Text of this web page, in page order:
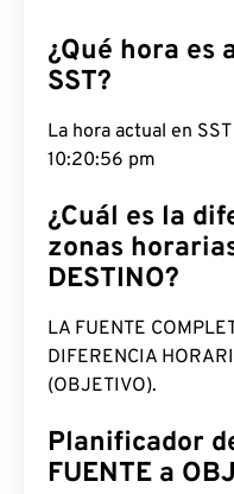
¿Qué hora es
SST?
La hora actual en
10:20:57 pm
¿Cuál es la
zonas
DESTINO?
LA FUENTE
DIFERENCIA
(OBJETIVO).
Planificador
FUENTE a